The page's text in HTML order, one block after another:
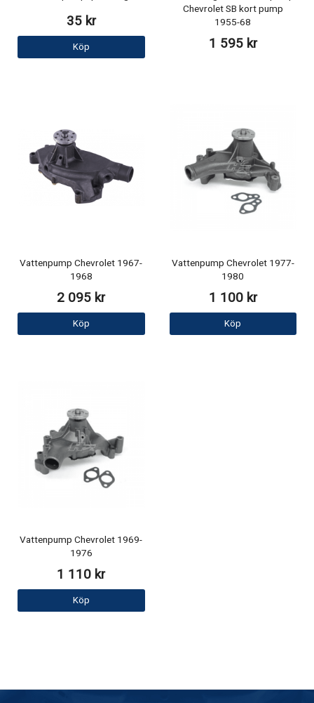
35 kr
Köp
Chevrolet SB kort pump
1955-68
1 595 kr
Vattenpump Chevrolet 1967-
1968
2 095 kr
Köp
Vattenpump Chevrolet 1977-
1980
1 100 kr
Köp
Vattenpump Chevrolet 1969-
1976
1 110 kr
Köp